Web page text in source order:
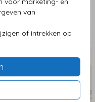
van
of intrekken op